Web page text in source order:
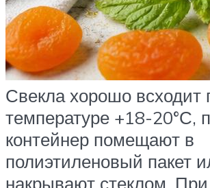
Свекла хорошо всходит
температуре +18-20°С,
контейнер помещают в
полиэтиленовый пакет
накрывают стеклом.